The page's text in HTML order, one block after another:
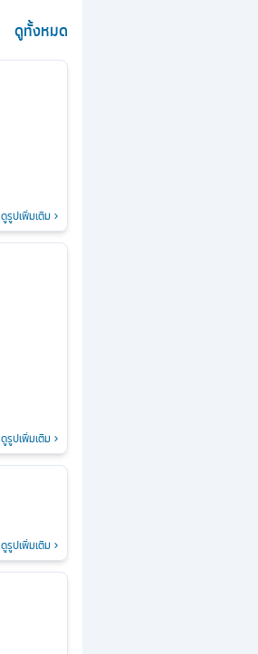
ดูทั้งหมด
ดูรูปเพิ่มเติม
ดูรูปเพิ่มเติม
ดูรูปเพิ่มเติม